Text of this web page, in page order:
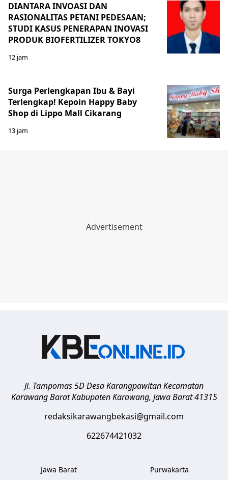
DIANTARA INVOASI DAN
RASIONALITAS PETANI PEDESAAN;
STUDI KASUS PENERAPAN INOVASI
PRODUK BIOFERTILIZER TOKYO8
12 jam
Surga Perlengkapan Ibu & Bayi
Terlengkap! Kepoin Happy Baby
Shop di Lippo Mall Cikarang
13 jam
Jl. Tampomas 5D Desa Karangpawitan Kecamatan
Karawang Barat Kabupaten Karawang, Jawa Barat 41315
redaksikarawangbekasi@gmail.com
622674421032
Jawa Barat Purwakarta